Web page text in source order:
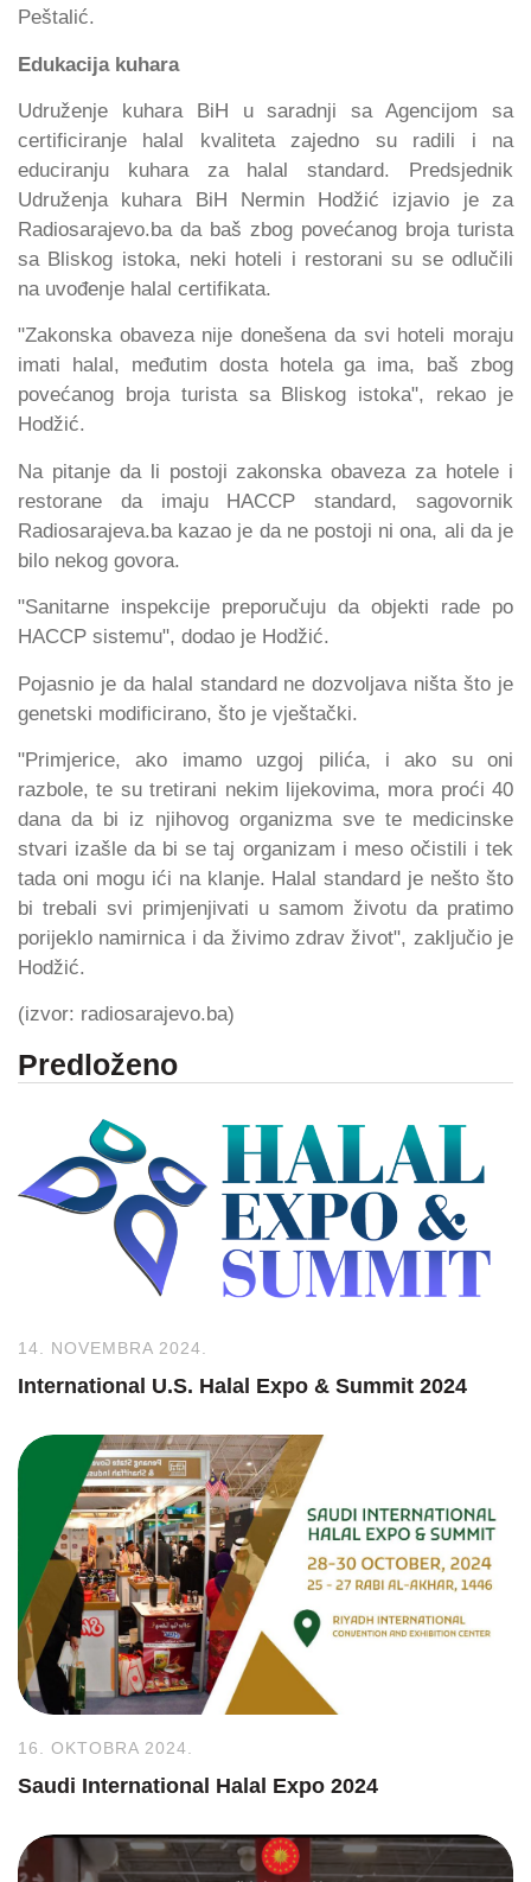
Peštalić.
Edukacija kuhara
Udruženje kuhara BiH u saradnji sa Agencijom sa
certificiranje halal kvaliteta zajedno su radili i na
educiranju kuhara za halal standard. Predsjednik
Udruženja kuhara BiH Nermin Hodžić izjavio je za
Radiosarajevo.ba da baš zbog povećanog broja turista
sa Bliskog istoka, neki hoteli i restorani su se odlučili
na uvođenje halal certifikata.
"Zakonska obaveza nije donešena da svi hoteli moraju
imati halal, međutim dosta hotela ga ima, baš zbog
povećanog broja turista sa Bliskog istoka", rekao je
Hodžić.
Na pitanje da li postoji zakonska obaveza za hotele i
restorane da imaju HACCP standard, sagovornik
Radiosarajeva.ba kazao je da ne postoji ni ona, ali da je
bilo nekog govora.
"Sanitarne inspekcije preporučuju da objekti rade po
HACCP sistemu", dodao je Hodžić.
Pojasnio je da halal standard ne dozvoljava ništa što je
genetski modificirano, što je vještački.
"Primjerice, ako imamo uzgoj pilića, i ako su oni
razbole, te su tretirani nekim lijekovima, mora proći 40
dana da bi iz njihovog organizma sve te medicinske
stvari izašle da bi se taj organizam i meso očistili i tek
tada oni mogu ići na klanje. Halal standard je nešto što
bi trebali svi primjenjivati u samom životu da pratimo
porijeklo namirnica i da živimo zdrav život", zaključio je
Hodžić.
(izvor: radiosarajevo.ba)
Predloženo
14. NOVEMBRA 2024.
International U.S. Halal Expo & Summit 2024
16. OKTOBRA 2024.
Saudi International Halal Expo 2024